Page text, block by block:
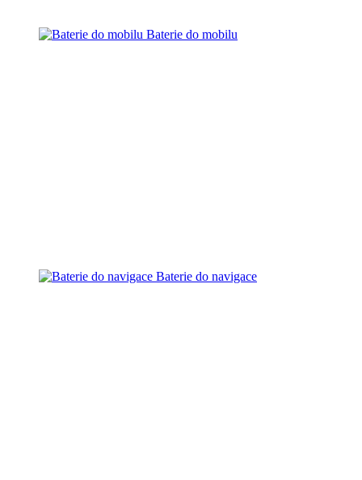
Baterie do mobilu
Baterie do navigace